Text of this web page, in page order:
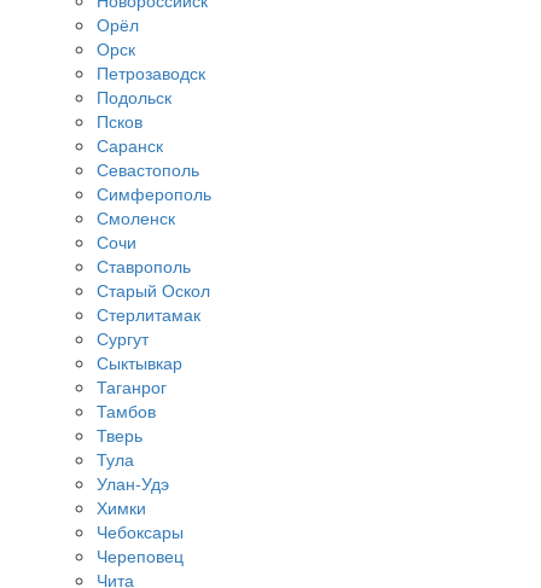
Орёл
Орск
Петрозаводск
Подольск
Псков
Саранск
Севастополь
Симферополь
Смоленск
Сочи
Ставрополь
Старый Оскол
Стерлитамак
Сургут
Сыктывкар
Таганрог
Тамбов
Тверь
Тула
Улан-Удэ
Химки
Чебоксары
Череповец
Чита